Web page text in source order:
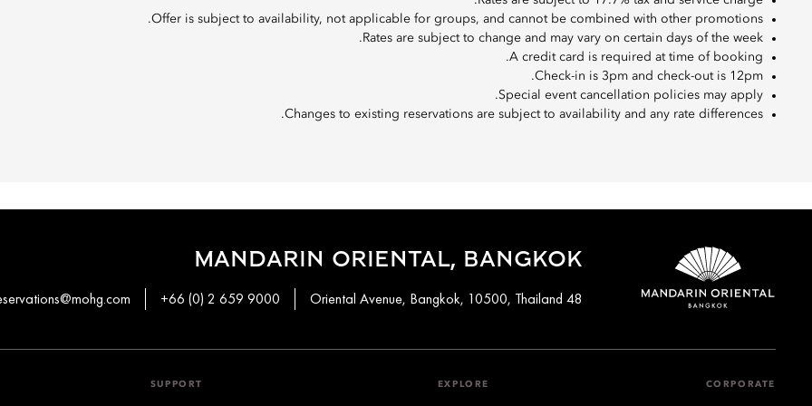
Offer is subject to availability, not applicable for groups, and cannot be combined with other promotions.
Rates are subject to change and may vary on certain days of the week.
A credit card is required at time of booking.
Check-in is 3pm and check-out is 12pm.
Special event cancellation policies may apply.
Changes to existing reservations are subject to availability and any rate differences.
MANDARIN ORIENTAL, BANGKOK
48 Oriental Avenue, Bangkok, 10500, Thailand
+66 (0) 2 659 9000
CORPORATE
EXPLORE
SUPPORT